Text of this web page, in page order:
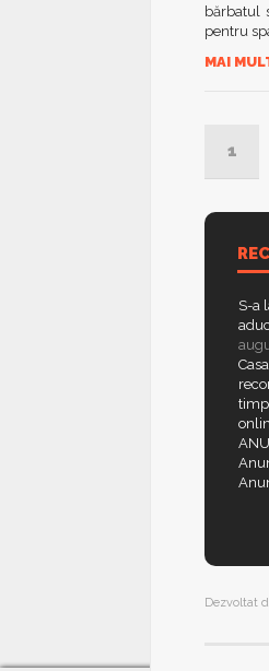
bărbatul
pentru
MAI
1
S-a
Dezvoltat